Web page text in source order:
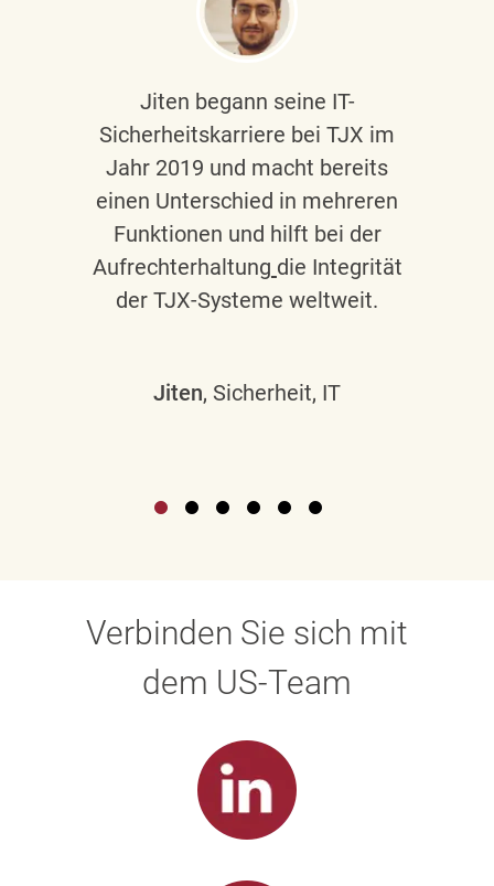
Jiten begann seine IT-
Sicherheitskarriere bei TJX im
Jahr 2019 und macht bereits
einen Unterschied in mehreren
Funktionen und hilft bei der
Aufrechterhaltung die Integrität
der TJX-Systeme weltweit.
Jiten, Sicherheit, IT
Verbinden Sie sich mit
dem US-Team